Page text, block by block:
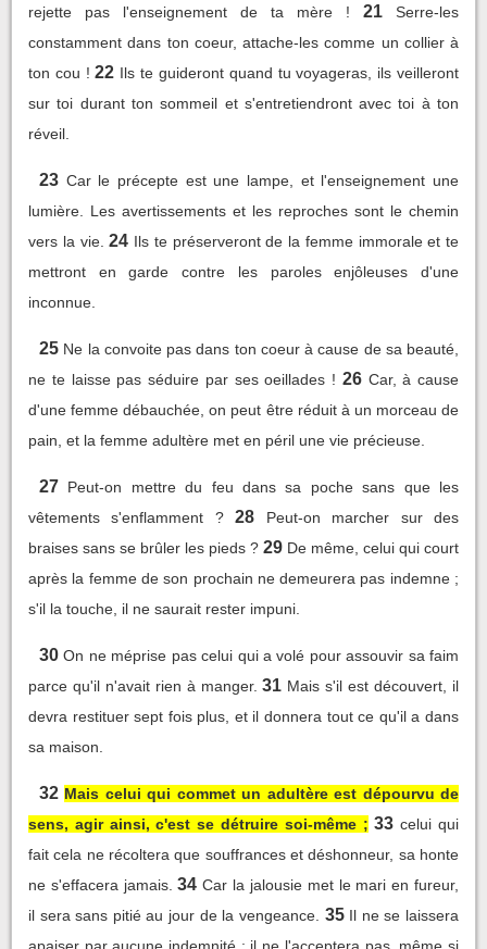
rejette pas l'enseignement de ta mère !
21
Serre-les
constamment dans ton coeur, attache-les comme un collier à
ton cou ! 22 Ils te guideront quand tu voyageras, ils veilleront
sur toi durant ton sommeil et s'entretiendront avec toi à ton
réveil.
23 Car le précepte est une lampe, et l'enseignement une
lumière. Les avertissements et les reproches sont le chemin
vers la vie. 24 Ils te préserveront de la femme immorale et te
mettront en garde contre les paroles enjôleuses d'une
inconnue.
25 Ne la convoite pas dans ton coeur à cause de sa beauté,
ne te laisse pas séduire par ses oeillades ! 26 Car, à cause
d'une femme débauchée, on peut être réduit à un morceau de
pain, et la femme adultère met en péril une vie précieuse.
27 Peut-on mettre du feu dans sa poche sans que les
vêtements s'enflamment ?
28
Peut-on marcher sur des
braises sans se brûler les pieds ? 29 De même, celui qui court
après la femme de son prochain ne demeurera pas indemne ;
s'il la touche, il ne saurait rester impuni.
30 On ne méprise pas celui qui a volé pour assouvir sa faim
parce qu'il n'avait rien à manger. 31 Mais s'il est découvert, il
devra restituer sept fois plus, et il donnera tout ce qu'il a dans
sa maison.
32 Mais celui qui commet un adultère est dépourvu de
sens, agir ainsi, c'est se détruire soi-même ; 33 celui qui
fait cela ne récoltera que souffrances et déshonneur, sa honte
ne s'effacera jamais. 34 Car la jalousie met le mari en fureur,
il sera sans pitié au jour de la vengeance. 35 Il ne se laissera